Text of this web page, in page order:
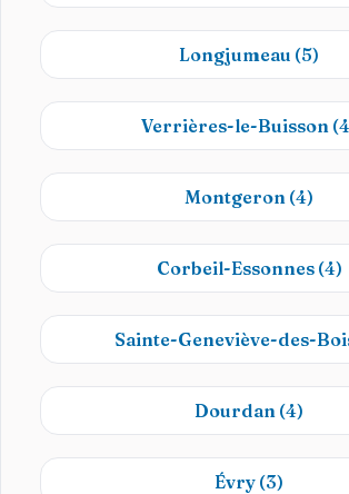
Longjumeau (5)
Verrières-le-Buisson
Montgeron (4)
Corbeil-Essonnes (4)
Sainte-Geneviève-des-
Dourdan (4)
Évry (3)